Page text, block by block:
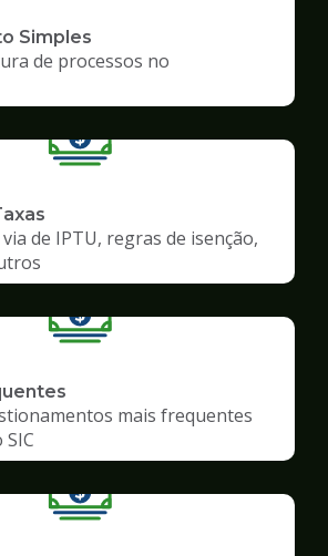
Simples
de processos no
de IPTU, regras de isenção,
mais frequentes